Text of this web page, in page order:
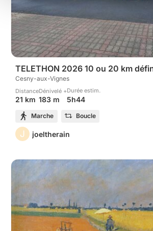
TELETHON 2026 10 ou 20 km
Cesny-aux-Vignes
Distance
21 km
Dénivelé +
183 m
Durée estim.
5h44
Marche Boucle
J joeltherain